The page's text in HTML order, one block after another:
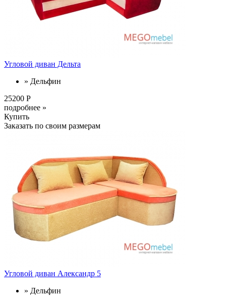
Угловой диван Дельта
» Дельфин
25200 Р
подробнее »
Купить
Заказать по своим размерам
Угловой диван Александр 5
» Дельфин